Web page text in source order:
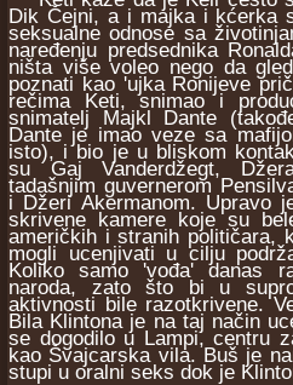
Dik Čejni, a i majka i kćerka
seksualne odnose sa
naređenju predsednika
ništa više voleo nego da
poznati kao 'ujka Ronijeve
rečima Keti, snimao i
snimatelj Majkl Dante
Dante je imao veze sa
isto), i bio je u bliskom
su Gaj Vanderdžegt,
tadašnjim guvernerom
i Džeri Akermanom. Upravo
skrivene kamere koje su
američkih i stranih političara,
mogli ucenjivati u cilju
Koliko samo 'vođa' danas
naroda, zato što bi u
aktivnosti bile razotkrivene.
Bila Klintona je na taj način
se dogodilo u Lampi, centru
kao Švajcarska vila. Buš je
stupi u oralni seks dok je